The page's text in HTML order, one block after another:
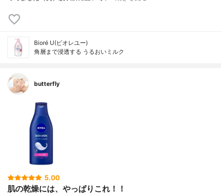
Bioré U(ビオレユー)
角層まで浸透する うるおいミルク
butterfly
5.00
肌の乾燥には、やっぱりこれ！！